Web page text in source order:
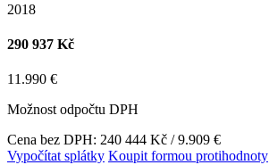
2018
290 937 Kč
11.990 €
Možnost odpočtu DPH
Cena bez DPH: 240 444 Kč / 9.909 €
Vypočítat splátky Koupit formou protihodnoty